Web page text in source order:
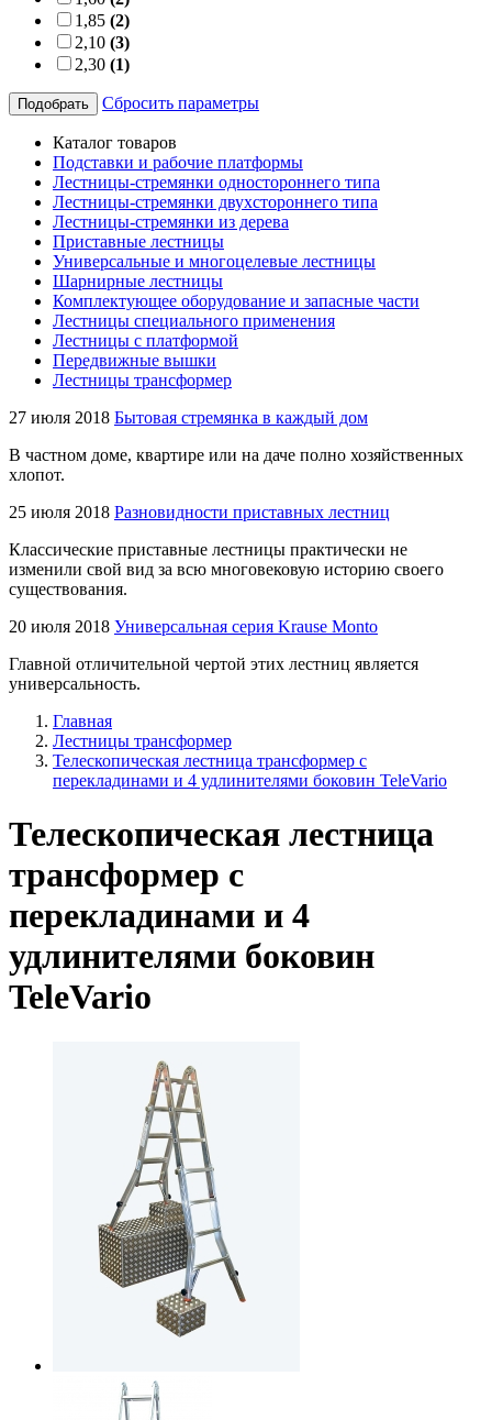
1,85 (2)
2,10 (3)
2,30 (1)
Подобрать Сбросить параметры
Каталог товаров
Подставки и рабочие платформы
Лестницы-стремянки одностороннего типа
Лестницы-стремянки двухстороннего типа
Лестницы-стремянки из дерева
Приставные лестницы
Универсальные и многоцелевые лестницы
Шарнирные лестницы
Комплектующее оборудование и запасные части
Лестницы специального применения
Лестницы с платформой
Передвижные вышки
Лестницы трансформер
27 июля 2018 Бытовая стремянка в каждый дом
В частном доме, квартире или на даче полно хозяйственных
хлопот.
25 июля 2018 Разновидности приставных лестниц
Классические приставные лестницы практически не
изменили свой вид за всю многовековую историю своего
существования.
20 июля 2018 Универсальная серия Krause Monto
Главной отличительной чертой этих лестниц является
универсальность.
Главная
Лестницы трансформер
Телескопическая лестница трансформер с
перекладинами и 4 удлинителями боковин TeleVario
Телескопическая лестница
трансформер с
перекладинами и 4
удлинителями боковин
TeleVario